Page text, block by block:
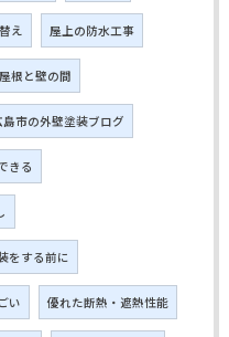
え 屋上の防水工事
屋根と壁の間
島市の外壁塗装ブログ
きる
をする前に
い 優れた断熱・遮熱性能